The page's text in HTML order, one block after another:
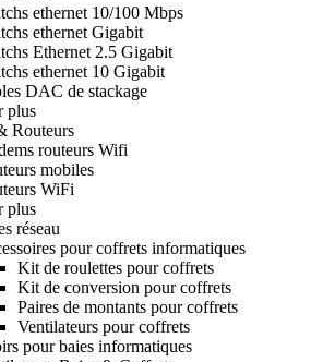
ethernet 10/100 Mbps
ethernet Gigabit
Ethernet 2.5 Gigabit
ethernet 10 Gigabit
DAC de stackage
plus
Routeurs
routeurs Wifi
mobiles
WiFi
plus
réseau
pour coffrets informatiques
Kit de roulettes pour coffrets
Kit de conversion pour coffrets
Paires de montants pour coffrets
Ventilateurs pour coffrets
pour baies informatiques